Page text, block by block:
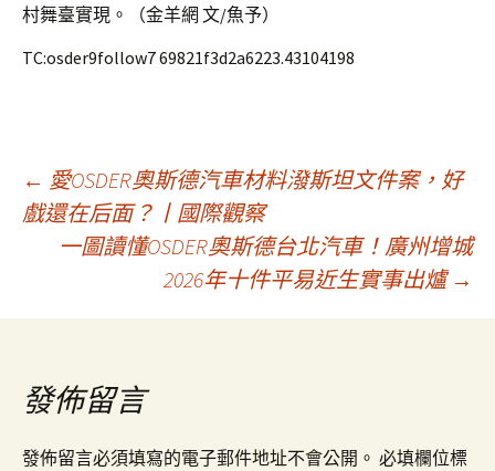
村舞臺實現。（金羊網 文/魚予）
TC:osder9follow7 69821f3d2a6223.43104198
文
導
覽
← 愛OSDER奧斯德汽車材料潑斯坦文件案，好
戲還在后面？丨國際觀察
一圖讀懂OSDER奧斯德台北汽車！廣州增城
2026年十件平易近生實事出爐 →
發佈留言
發佈留言必須填寫的電子郵件地址不會公開。 必填欄位標